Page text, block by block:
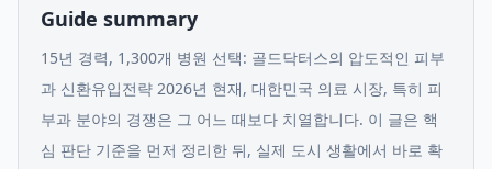
Guide summary
15년 경력, 1,300개 병원 선택: 골드닥터스의 압도적인 피부
과 신환유입전략 2026년 현재, 대한민국 의료 시장, 특히 피
부과 분야의 경쟁은 그 어느 때보다 치열합니다. 이 글은 핵
심 판단 기준을 먼저 정리한 뒤, 실제 도시 생활에서 바로 확